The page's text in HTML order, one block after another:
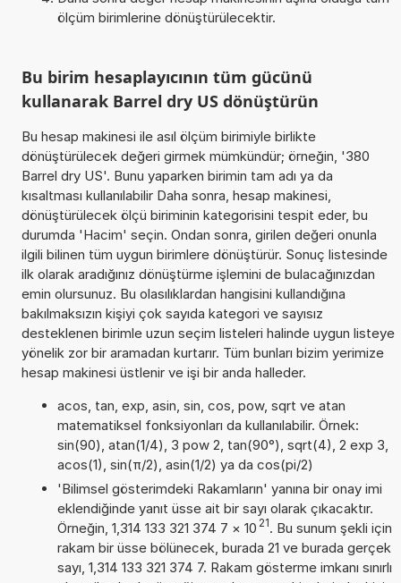
ölçüm birimlerine dönüştürülecektir.
Bu birim hesaplayıcının tüm gücünü
kullanarak Barrel dry US dönüştürün
Bu hesap makinesi ile asıl ölçüm birimiyle birlikte
dönüştürülecek değeri girmek mümkündür; örneğin, '380
Barrel dry US'. Bunu yaparken birimin tam adı ya da
kısaltması kullanılabilir Daha sonra, hesap makinesi,
dönüştürülecek ölçü biriminin kategorisini tespit eder, bu
durumda 'Hacim' seçin. Ondan sonra, girilen değeri onunla
ilgili bilinen tüm uygun birimlere dönüştürür. Sonuç listesinde
ilk olarak aradığınız dönüştürme işlemini de bulacağınızdan
emin olursunuz. Bu olasılıklardan hangisini kullandığına
bakılmaksızın kişiyi çok sayıda kategori ve sayısız
desteklenen birimle uzun seçim listeleri halinde uygun listeye
yönelik zor bir aramadan kurtarır. Tüm bunları bizim yerimize
hesap makinesi üstlenir ve işi bir anda halleder.
acos, tan, exp, asin, sin, cos, pow, sqrt ve atan
matematiksel fonksiyonları da kullanılabilir. Örnek:
sin(90), atan(1/4), 3 pow 2, tan(90°), sqrt(4), 2 exp 3,
acos(1), sin(π/2), asin(1/2) ya da cos(pi/2)
'Bilimsel gösterimdeki Rakamların' yanına bir onay imi
eklendiğinde yanıt üsse ait bir sayı olarak çıkacaktır.
Örneğin, 1,314 133 321 374 7 × 10 21. Bu sunum şekli için
rakam bir üsse bölünecek, burada 21 ve burada gerçek
sayı, 1,314 133 321 374 7. Rakam gösterme imkanı sınırlı